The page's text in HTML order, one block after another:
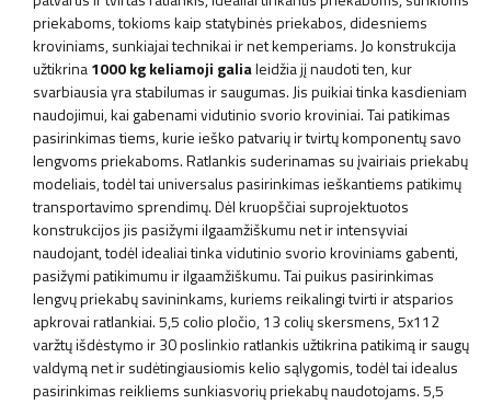
priekaboms, tokioms kaip statybinės priekabos, didesniems
kroviniams, sunkiajai technikai ir net kemperiams. Jo konstrukcija
užtikrina1000 kg keliamoji galialeidžia jį naudoti ten, kur
svarbiausia yra stabilumas ir saugumas.Jispuikiai tinka kasdieniam
naudojimui, kai gabenami vidutinio svorio kroviniai. Tai patikimas
pasirinkimas tiems, kurie ieško patvarių ir tvirtų komponentų savo
lengvoms priekaboms. Ratlankis suderinamas su įvairiais priekabų
modeliais, todėl tai universalus pasirinkimas ieškantiems patikimų
transportavimo sprendimų. Dėl kruopščiai suprojektuotos
konstrukcijos jis pasižymi ilgaamžiškumu net ir intensyviai
naudojant, todėl idealiai tinka vidutinio svorio kroviniams gabenti,
pasižymi patikimumu ir ilgaamžiškumu. Tai puikus pasirinkimas
lengvų priekabų savininkams, kuriems reikalingi tvirti ir atsparios
apkrovai ratlankiai. 5,5 colio pločio, 13 colių skersmens, 5x112
varžtų išdėstymo ir 30 poslinkio ratlankis užtikrina patikimą ir saugų
valdymą net ir sudėtingiausiomis kelio sąlygomis, todėl tai idealus
pasirinkimas reikliems sunkiasvorių priekabų naudotojams.5,5